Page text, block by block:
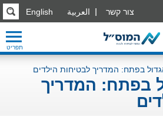
English العربية צור קשר
תפריט
בפתח: המדריך לבטיחות הילדים
בפתח: המדריך